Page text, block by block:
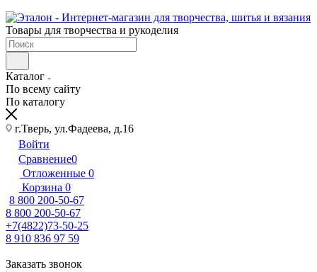
Товары для творчества и рукоделия
Каталог
По всему сайту
По каталогу
г.Тверь, ул.Фадеева, д.16
Войти
Сравнение0
Отложенные 0
Корзина 0
8 800 200-50-67
8 800 200-50-67
+7(4822)73-50-25
8 910 836 97 59
Заказать звонок